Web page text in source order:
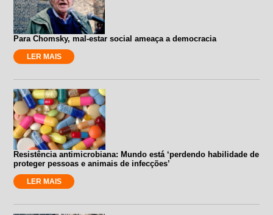
Para Chomsky, mal-estar social ameaça a democracia
LER MAIS
Resistência antimicrobiana: Mundo está ‘perdendo habilidade de
proteger pessoas e animais de infecções’
LER MAIS